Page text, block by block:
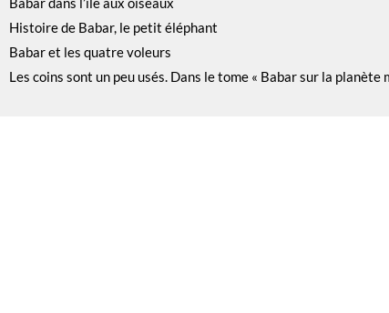
Histoire de Babar, le petit éléphant
Babar et les quatre voleurs
Les coins sont un peu usés. Dans le tome « Babar sur la